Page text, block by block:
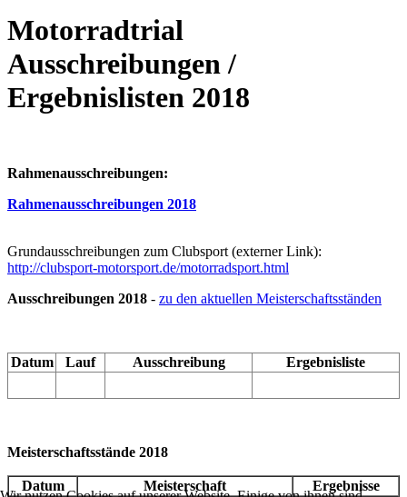
Motorradtrial
Ausschreibungen /
Ergebnislisten 2018
Rahmenausschreibungen:
Rahmenausschreibungen 2018
Grundausschreibungen zum Clubsport (externer Link):
http://clubsport-motorsport.de/motorradsport.html
Ausschreibungen 2018 - zu den aktuellen Meisterschaftsständen
Datum Lauf Ausschreibung Ergebnisliste
Meisterschaftsstände 2018
Datum Meisterschaft Ergebnisse